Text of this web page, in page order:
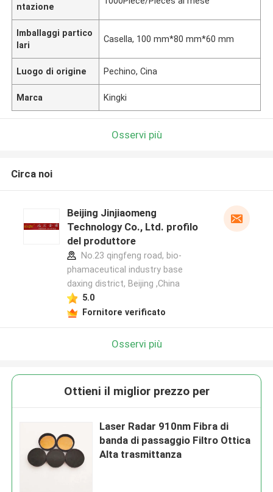
ntazione
Imballaggi partico
lari
Casella, 100 mm*80 mm*60 mm
Luogo di origine Pechino, Cina
Marca Kingki
Osservi più
Circa noi
Beijing Jinjiaomeng
Technology Co., Ltd. profilo
del produttore
No.23 qingfeng road, bio-
phamaceutical industry base
daxing district, Beijing ,China
5.0
Fornitore verificato
Osservi più
Ottieni il miglior prezzo per
Laser Radar 910nm Fibra di
banda di passaggio Filtro Ottica
Alta trasmittanza